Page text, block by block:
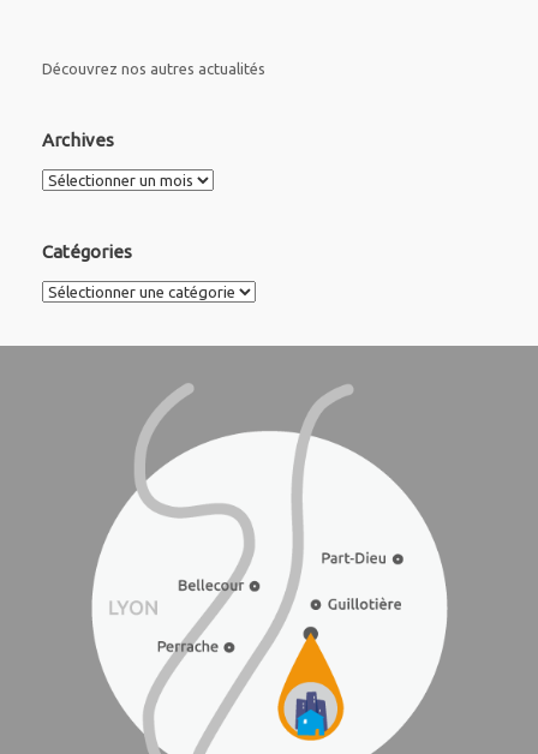
Découvrez nos autres actualités
Archives
Archives
Catégories
Catégories